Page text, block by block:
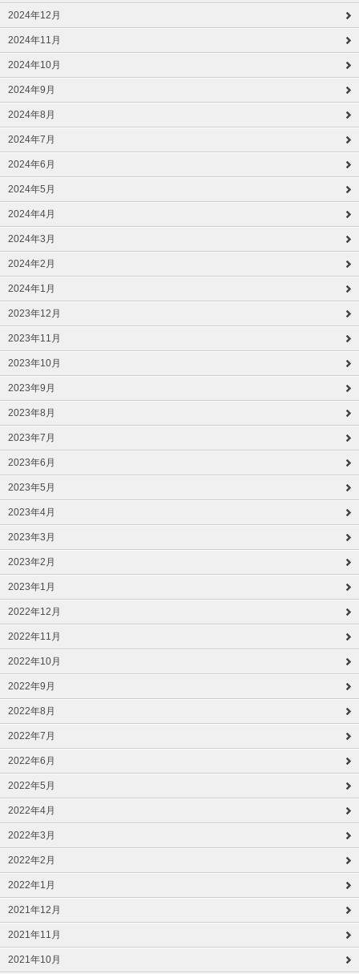
2024年12月
2024年11月
2024年10月
2024年9月
2024年8月
2024年7月
2024年6月
2024年5月
2024年4月
2024年3月
2024年2月
2024年1月
2023年12月
2023年11月
2023年10月
2023年9月
2023年8月
2023年7月
2023年6月
2023年5月
2023年4月
2023年3月
2023年2月
2023年1月
2022年12月
2022年11月
2022年10月
2022年9月
2022年8月
2022年7月
2022年6月
2022年5月
2022年4月
2022年3月
2022年2月
2022年1月
2021年12月
2021年11月
2021年10月